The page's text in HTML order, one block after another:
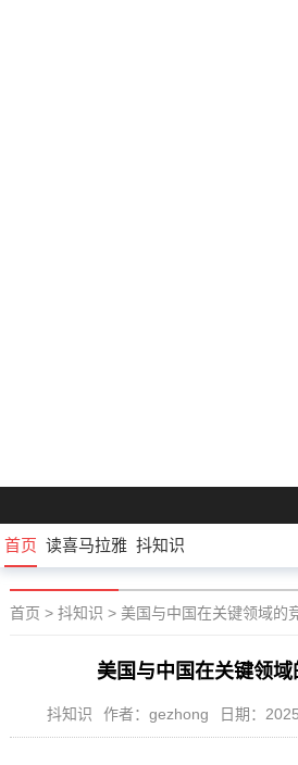
首页 读喜马拉雅 抖知识
首页 > 抖知识 > 美国与中国在关键领域的
美国与中国在关键领
抖知识 作者：gezhong 日期：